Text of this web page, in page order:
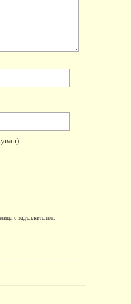
е задължително.